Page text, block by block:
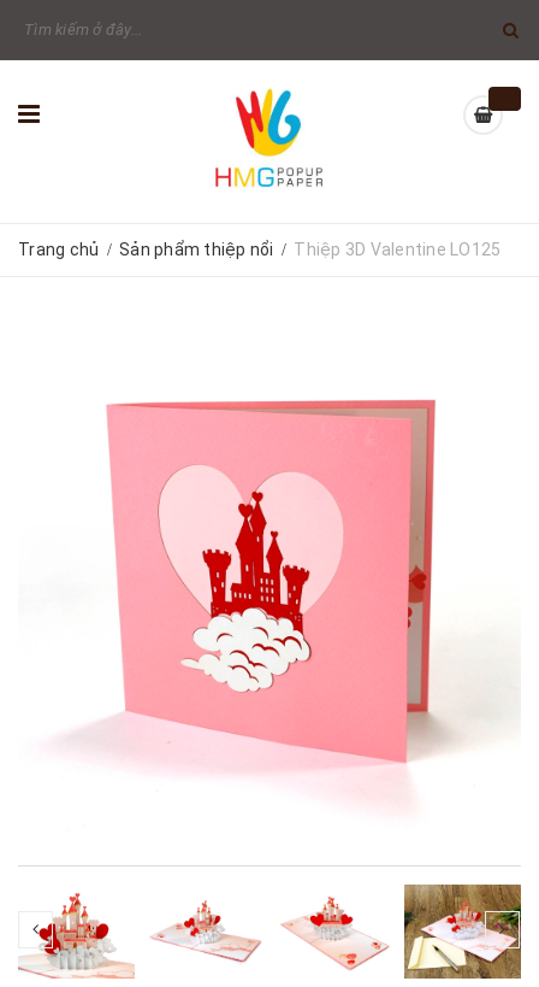
Trang chủ / Sản phẩm thiệp nổi / Thiệp 3D Valentine LO125